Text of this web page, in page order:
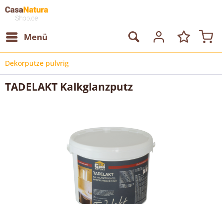
Menü
Dekorputze pulvrig
TADELAKT Kalkglanzputz